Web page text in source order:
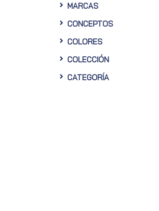
MARCAS
CONCEPTOS
COLORES
COLECCIÓN
CATEGORÍA